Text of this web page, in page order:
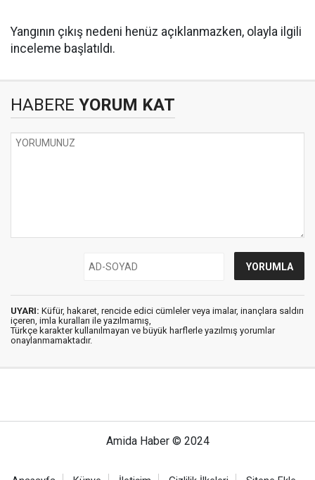
Yangının çıkış nedeni henüz açıklanmazken, olayla ilgili
inceleme başlatıldı.
HABERE YORUM KAT
UYARI: Küfür, hakaret, rencide edici cümleler veya imalar, inançlara saldırı
içeren, imla kuralları ile yazılmamış,
Türkçe karakter kullanılmayan ve büyük harflerle yazılmış yorumlar
onaylanmamaktadır.
Amida Haber © 2024